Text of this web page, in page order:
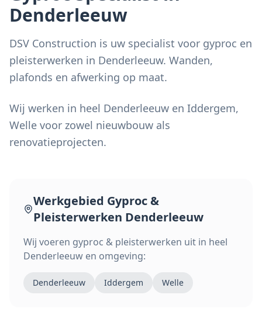
Denderleeuw
DSV Construction is uw specialist voor gyproc en
pleisterwerken in Denderleeuw. Wanden,
plafonds en afwerking op maat.
Wij werken in heel Denderleeuw en Iddergem,
Welle voor zowel nieuwbouw als
renovatieprojecten.
Werkgebied Gyproc &
Pleisterwerken Denderleeuw
Wij voeren gyproc & pleisterwerken uit in heel
Denderleeuw en omgeving:
Denderleeuw Iddergem Welle